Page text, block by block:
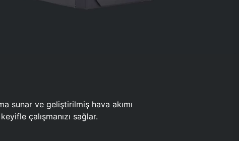
sunar ve geliştirilmiş hava akımı
çalışmanızı sağlar.